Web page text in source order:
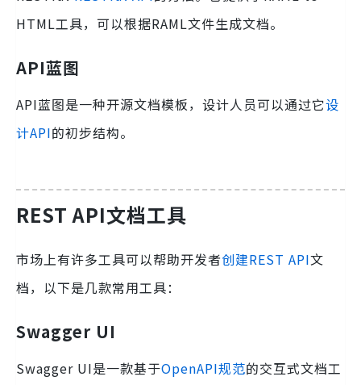
HTML工具，可以根据RAML文件生成文档。
API蓝图
API蓝图是一种开源文档模板，设计人员可以通过它设
计API的初步结构。
REST API文档工具
市场上有许多工具可以帮助开发者创建REST API文
档，以下是几款常用工具：
Swagger UI
Swagger UI是一款基于OpenAPI规范的交互式文档工